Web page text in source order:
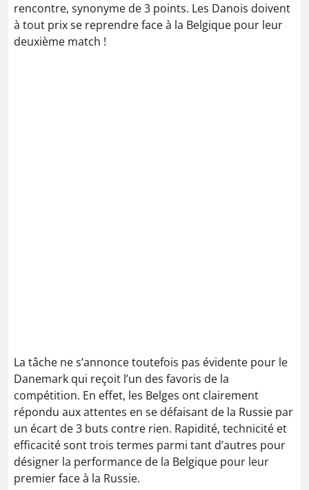
rencontre, synonyme de 3 points. Les Danois doivent
à tout prix se reprendre face à la Belgique pour leur
deuxième match !
La tâche ne s’annonce toutefois pas évidente pour le
Danemark qui reçoit l’un des favoris de la
compétition. En effet, les Belges ont clairement
répondu aux attentes en se défaisant de la Russie par
un écart de 3 buts contre rien. Rapidité, technicité et
efficacité sont trois termes parmi tant d’autres pour
désigner la performance de la Belgique pour leur
premier face à la Russie.